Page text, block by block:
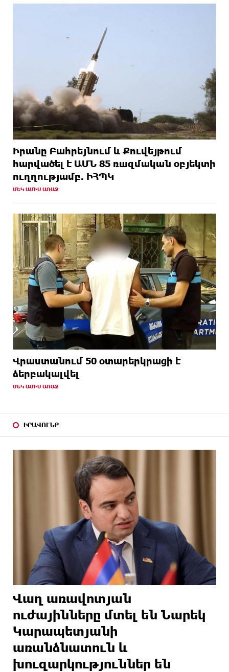
Իրանը Բահրեյնում և Քուվեյթում
hարվածել է ԱՄՆ 85 ռшզմական օբյեկտի
ուղղությամբ. ԻՀՊԿ
ՄԵԿ ԱՄԻՍ ԱՌԱՋ
Վրաստանում 50 օտարերկրացի է
ձերբակալվել
ՄԵԿ ԱՄԻՍ ԱՌԱՋ
ԻՐԱՎՈՒՆՔ
Վաղ առավոտյան
ուժայինները մտել են Նարեկ
Կարապետյանի
առանձնատուն և
խուզարկություններ են